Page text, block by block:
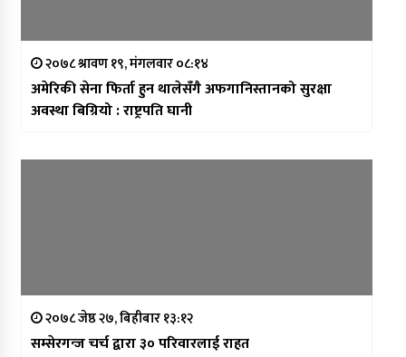
२०७८ श्रावण १९, मंगलवार ०८:१४
अमेरिकी सेना फिर्ता हुन थालेसँगै अफगानिस्तानको सुरक्षा
अवस्था बिग्रियो : राष्ट्रपति घानी
२०७८ जेष्ठ २७, बिहीबार १३:१२
सम्सेरगन्ज चर्च द्वारा ३० परिवारलाई राहत